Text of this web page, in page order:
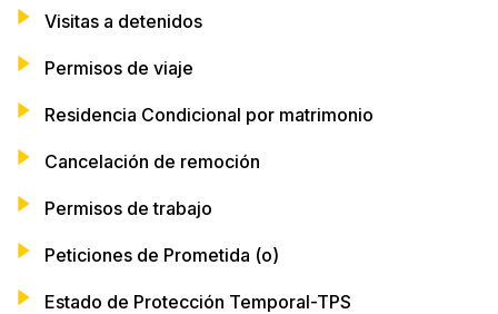
Visitas a detenidos
Permisos de viaje
Residencia Condicional por matrimonio
Cancelación de remoción
Permisos de trabajo
Peticiones de Prometida (o)
Estado de Protección Temporal-TPS